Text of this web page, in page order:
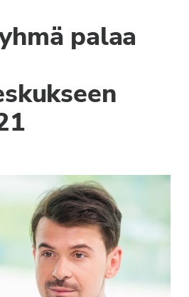
palaa